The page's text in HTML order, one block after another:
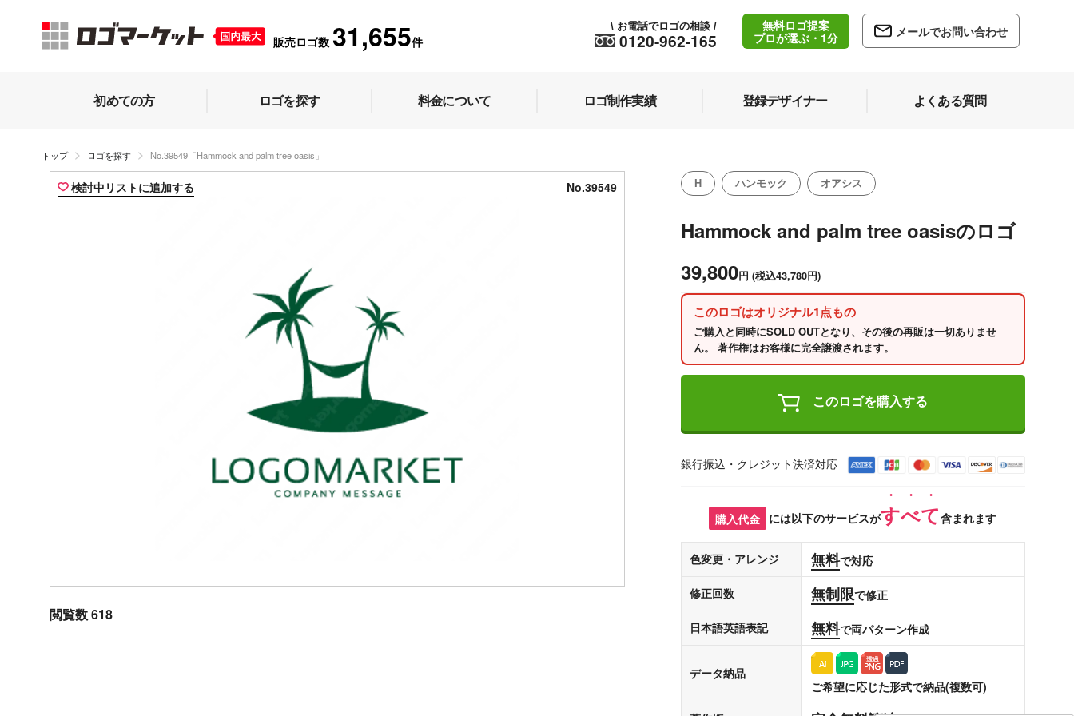
販売ロゴ数 31,655件 0120-962-165
\ お電話でロゴの相談 /
無料ロゴ提案
プロが選ぶ・1分
メールでお問い合わせ
初めての方 ロゴを探す 料金について ロゴ制作実績 登録デザイナー よくある質問
トップ ロゴを探す No.39549「Hammock and palm tree oasis」
検討中リストに追加する No.39549
閲覧数 618
H ハンモック オアシス
Hammock and palm tree oasisのロゴ
39,800円 (税込43,780円)
このロゴはオリジナル1点もの
ご購入と同時にSOLD OUTとなり、その後の再販は一切ありませ
ん。 著作権はお客様に完全譲渡されます。
このロゴを購入する
銀行振込・クレジット決済対応
購入代金 には以下のサービスがすべて含まれます
色変更・アレンジ 無料で対応
修正回数 無制限で修正
日本語英語表記 無料で両パターン作成
データ納品
ご希望に応じた形式で納品(複数可)